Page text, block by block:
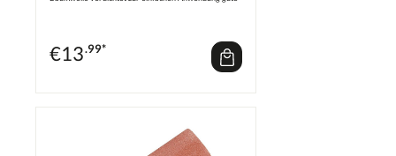
€13.99*